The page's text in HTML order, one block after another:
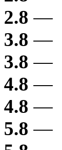
2.8 —
3.8 —
3.8 —
4.8 —
4.8 —
5.8 —